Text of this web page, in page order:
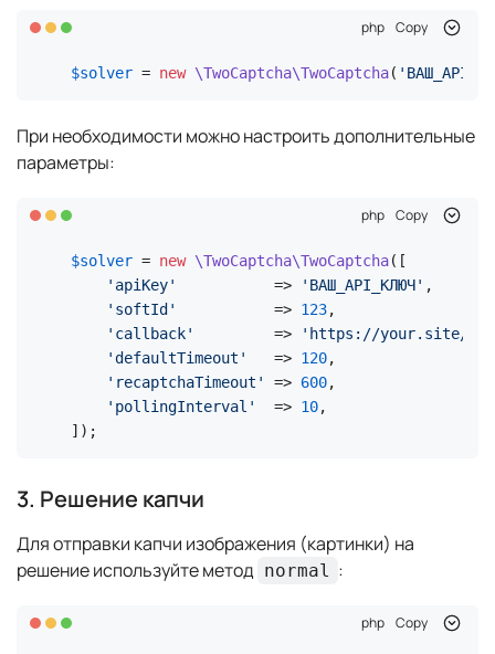
php Copy
$solver = new \TwoCaptcha\TwoCaptcha(
При необходимости можно настроить дополнительные
параметры:
php Copy
$solver = new \TwoCaptcha\TwoCaptcha([
'apiKey'
           =>
'ВАШ_API_КЛЮЧ' ,
'softId'
           =>
123,
'callback'
         =>
'https://your.site/
'defaultTimeout'
   =>
120,
'recaptchaTimeout'
=> 600,
'pollingInterval'
  =>
10,
]);
3. Решение капчи
Для отправки капчи изображения (картинки) на
решение используйте метод normal :
php Copy